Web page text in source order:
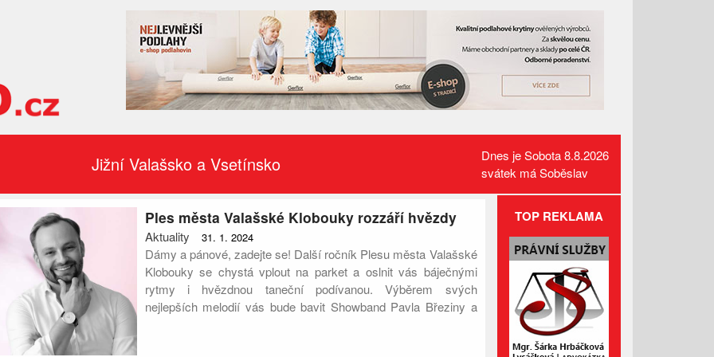
Požár pole v Lidečku vznikl při
sklizňových pracích. Oheň
zastavili hasiči
Kamerový systém nově dohlíží
na skatepark v Luhačovicích
Přehled kulturních akcí v okolí
Jižní Valašsko a Vsetínsko
Dnes je Sobota 8.8.2026
svátek má Soběslav
Ples města Valašské Klobouky rozzáří hvězdy
Aktuality 31. 1. 2024
Dámy a pánové, zadejte se! Další ročník Plesu města Valašské
Klobouky se chystá vplout na parket a oslnit vás báječnými
rytmy i hvězdnou taneční podívanou. Výběrem svých
nejlepších melodií vás bude bavit Showband Pavla Březiny a
TOP REKLAMA